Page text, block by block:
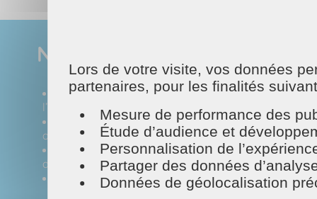
Nos services d’entretien
Ménage : Nos intervenant(e)s prennent soin de
l’entretien général de votre intérieur, dans le respect
Repassage : Lancement des lessives, tri du
astuces, vos vêtements restent impeccables.
Jardinage : Une maison bien entretenue passe
du jardin, la taille des haies, des arbustes et des
Vitres : Fenêtres, vérandas, volets… Nous
Lors de votre visite, vos données
partenaires, pour les finalités
Mesure de performance des
Étude d’audience et
Personnalisation de
Partager des données
Données de géolocalisation